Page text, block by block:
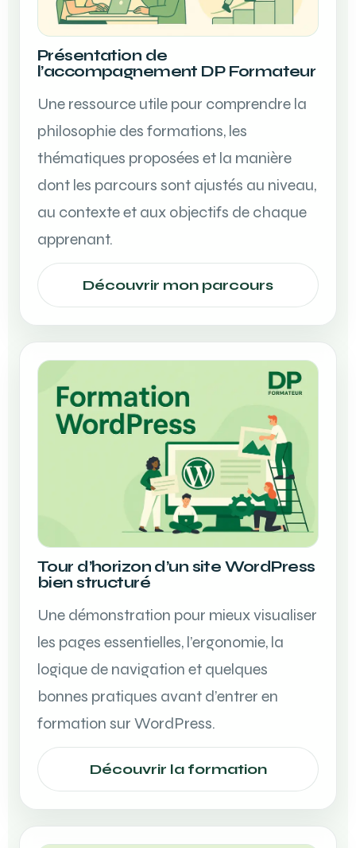
Présentation de
l’accompagnement DP Formateur
Une ressource utile pour comprendre la
philosophie des formations, les
thématiques proposées et la manière
dont les parcours sont ajustés au niveau,
au contexte et aux objectifs de chaque
apprenant.
Découvrir mon parcours
Tour d’horizon d’un site WordPress
bien structuré
Une démonstration pour mieux visualiser
les pages essentielles, l’ergonomie, la
logique de navigation et quelques
bonnes pratiques avant d’entrer en
formation sur WordPress.
Découvrir la formation